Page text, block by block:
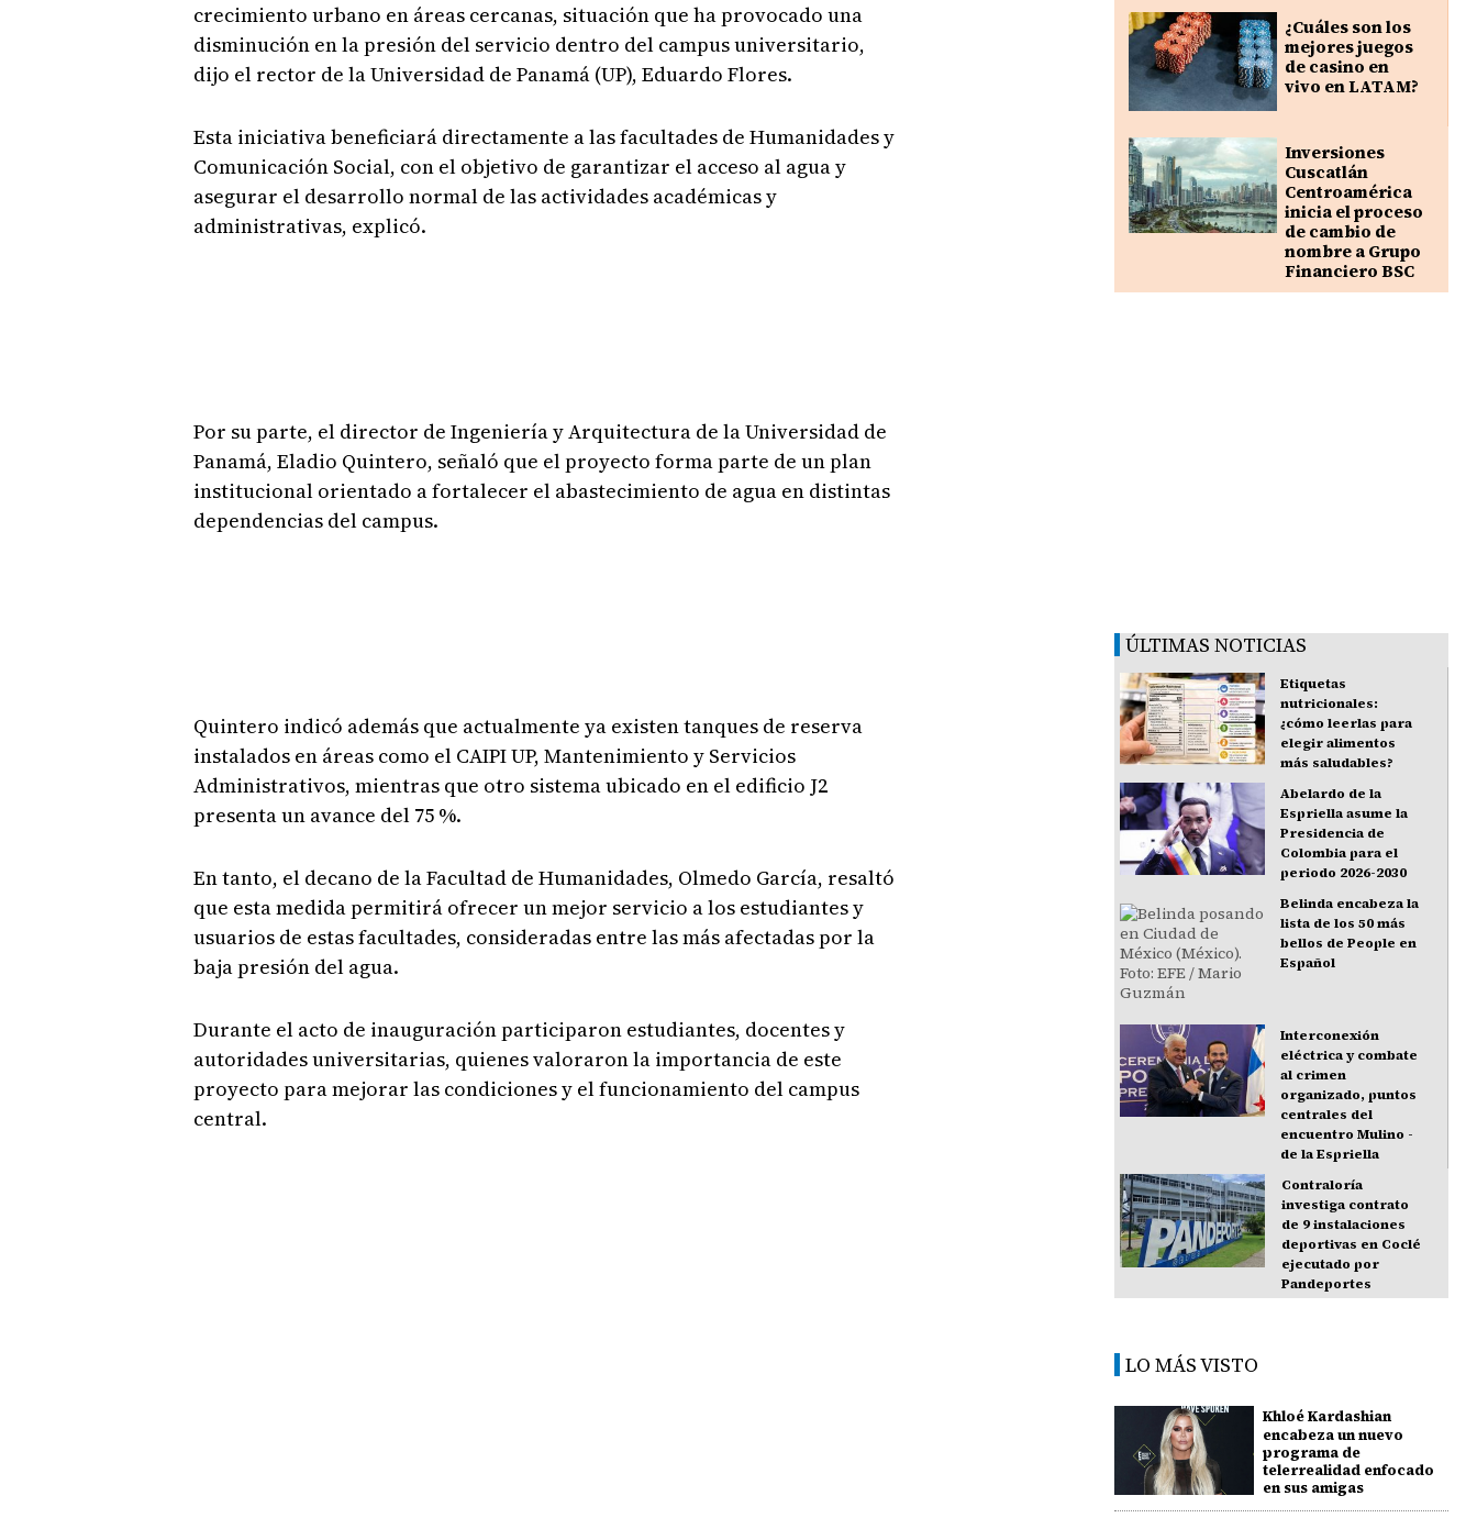
crecimiento urbano en áreas cercanas, situación que ha provocado una
disminución en la presión del servicio dentro del campus universitario,
dijo el rector de la Universidad de Panamá (UP), Eduardo Flores.
Esta iniciativa beneficiará directamente a las facultades de Humanidades y
Comunicación Social, con el objetivo de garantizar el acceso al agua y
asegurar el desarrollo normal de las actividades académicas y
administrativas, explicó.
Por su parte, el director de Ingeniería y Arquitectura de la Universidad de
Panamá, Eladio Quintero, señaló que el proyecto forma parte de un plan
institucional orientado a fortalecer el abastecimiento de agua en distintas
dependencias del campus.
Quintero indicó además que actualmente ya existen tanques de reserva
instalados en áreas como el CAIPI UP, Mantenimiento y Servicios
Administrativos, mientras que otro sistema ubicado en el edificio J2
presenta un avance del 75 %.
En tanto, el decano de la Facultad de Humanidades, Olmedo García, resaltó
que esta medida permitirá ofrecer un mejor servicio a los estudiantes y
usuarios de estas facultades, consideradas entre las más afectadas por la
baja presión del agua.
Durante el acto de inauguración participaron estudiantes, docentes y
autoridades universitarias, quienes valoraron la importancia de este
proyecto para mejorar las condiciones y el funcionamiento del campus
central.
¿Cuáles son los
mejores juegos
de casino en
vivo en LATAM?
Inversiones
Cuscatlán
Centroamérica
inicia el proceso
de cambio de
nombre a Grupo
Financiero BSC
ÚLTIMAS NOTICIAS
Etiquetas
nutricionales:
¿cómo leerlas para
elegir alimentos
más saludables?
Abelardo de la
Espriella asume la
Presidencia de
Colombia para el
periodo 2026-2030
Belinda encabeza la
lista de los 50 más
bellos de People en
Español
Interconexión
eléctrica y combate
al crimen
organizado, puntos
centrales del
encuentro Mulino -
de la Espriella
Contraloría
investiga contrato
de 9 instalaciones
deportivas en Coclé
ejecutado por
Pandeportes
LO MÁS VISTO
Khloé Kardashian
encabeza un nuevo
programa de
telerrealidad enfocado
en sus amigas